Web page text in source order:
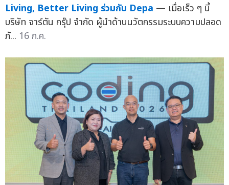
Living, Better Living ร่วมกับ Depa — เมื่อเร็ว ๆ นี้
บริษัท จาร์ตัน กรุ๊ป จำกัด ผู้นำด้านนวัตกรรมระบบความปลอด
ภั... 16 ก.ค.